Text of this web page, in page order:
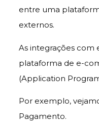
entre uma
externos.
As integrações
plataforma de e-
(Application
Por exemplo,
Pagamento.